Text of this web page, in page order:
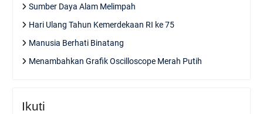
Sumber Daya Alam Melimpah
Hari Ulang Tahun Kemerdekaan RI ke 75
Manusia Berhati Binatang
Menambahkan Grafik Oscilloscope Merah Putih
Ikuti